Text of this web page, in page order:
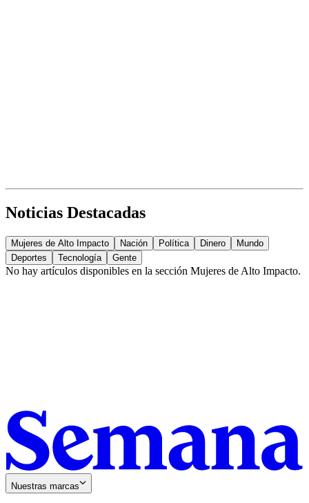
Noticias Destacadas
Mujeres de Alto Impacto Nación Política Dinero
Mundo
Deportes
Tecnología Gente
No hay artículos disponibles en la sección Mujeres de Alto Impacto.
Nuestras marcas